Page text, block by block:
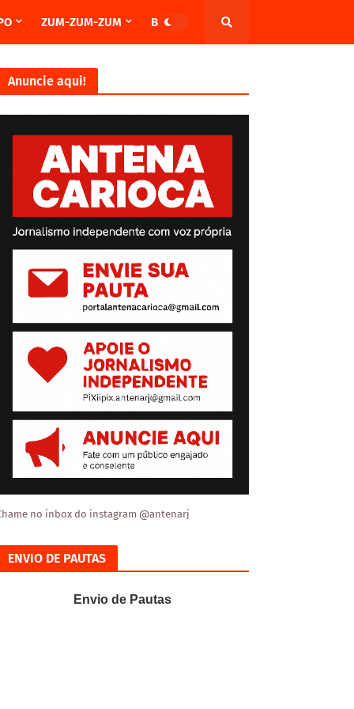
ZUM-ZUM-ZUM BRASIL
Anuncie aqui!
no inbox do instagram @antenarj
ENVIO DE PAUTAS
Envio de Pautas